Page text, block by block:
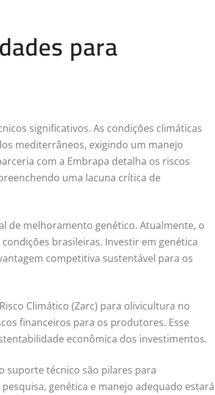
para
significativos. As condições climáticas
mediterrâneos, exigindo um manejo
com a Embrapa detalha os riscos
uma lacuna crítica de
de melhoramento genético. Atualmente, o
brasileiras. Investir em genética
competitiva sustentável para os
Climático (Zarc) para olivicultura no
financeiros para os produtores. Esse
econômica dos investimentos.
suporte técnico são pilares para
genética e manejo adequado estará